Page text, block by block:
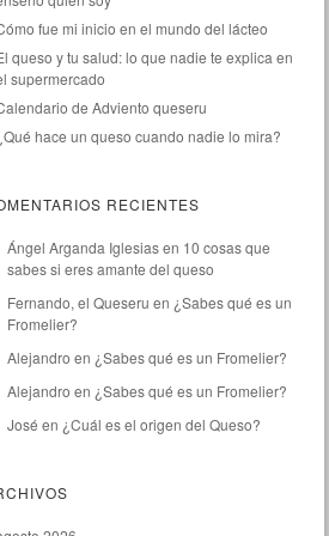
fue mi inicio en el mundo del lácteo
queso y tu salud: lo que nadie te explica en
supermercado
de Adviento queseru
hace un queso cuando nadie lo mira?
RECIENTES
Ángel Arganda Iglesiasen 10 cosas que
sabes si eres amante del queso
Fernando, el Queseru en ¿Sabes qué es un
Fromelier?
Alejandro en ¿Sabes qué es un Fromelier?
Alejandro en ¿Sabes qué es un Fromelier?
José en ¿Cuál es el origen del Queso?